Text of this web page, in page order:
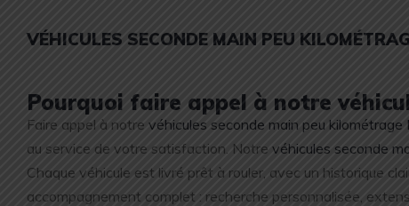
VÉHICULES SECONDE MAIN PEU
Pourquoi faire appel à notre
Faire appel à notre véhicules seconde main peu kilométrage
au service de votre satisfaction. Notre véhicules seconde
Chaque véhicule est livré prêt à rouler, avec un historique
accompagnement complet : recherche personnalisée,